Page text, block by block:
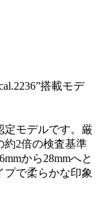
搭載モデ
定モデルです。厳
約2倍の検査基準
から28mmへと
プで柔らかな印象